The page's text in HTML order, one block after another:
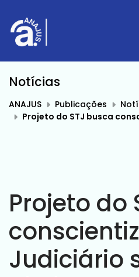
Notícias
ANAJUS Publicações
Projeto do STJ busca conscientizar o Judiciário sobre direitos da população
Projeto do
Judiciário